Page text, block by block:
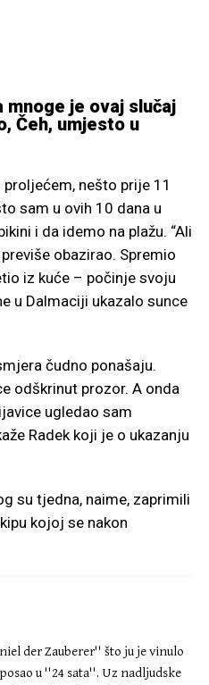
je ovaj slučaj
Čeh, umjesto u
nešto prije 11
sam u ovih 10 dana u
i da idemo na plažu. “Ali
obazirao. Spremio
iz kuće – počinje svoju
u Dalmaciji ukazalo sunce
čudno ponašaju.
odškrinut prozor. A onda
ugledao sam
Radek koji je o ukazanju
su tjedna, naime, zaprimili
kojoj se nakon
der Zauberer'' što ju je vinulo
u ''24 sata''. Uz nadljudske